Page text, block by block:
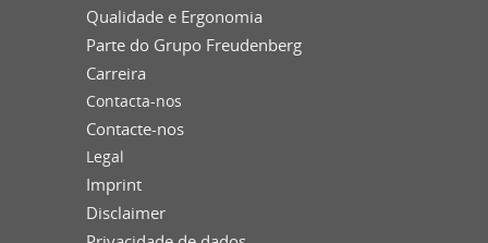
Qualidade e Ergonomia
Parte do Grupo Freudenberg
Carreira
Contacta-nos
Contacte-nos
Legal
Imprint
Disclaimer